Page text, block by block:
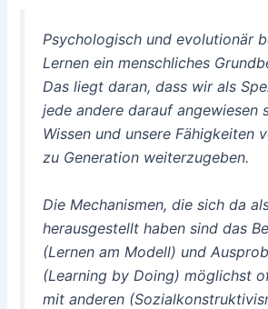
Psychologisch und evolutionär
Lernen ein menschliches
Das liegt daran, dass wir als
jede andere darauf angewiesen
Wissen und unsere Fähigkeiten
zu Generation weiterzugeben.
Die Mechanismen, die sich da
herausgestellt haben sind das
(Lernen am Modell) und
(Learning by Doing) möglichst
mit anderen